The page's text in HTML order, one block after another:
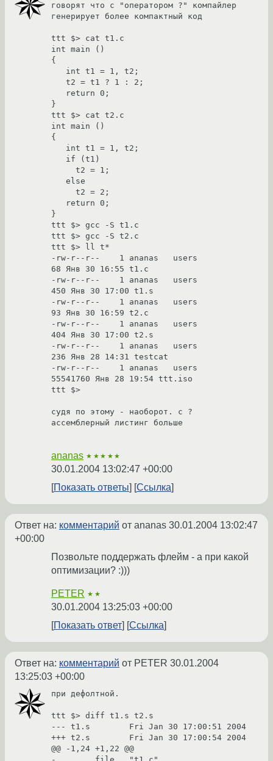
говорят что с "оператором ?" компайлер
генерирует более компактный код
ttt $> cat t1.c
int main ()
{
}
ttt $> cat t2.c
int main ()
{
}
ttt $> gcc -S t1.c
ttt $> gcc -S t2.c
ttt $> ll t*
-rw-r--r--    1 ananas   users
68 Янв 30 16:55 t1.c
-rw-r--r--    1 ananas   users
450 Янв 30 17:00 t1.s
-rw-r--r--    1 ananas   users
93 Янв 30 16:59 t2.c
-rw-r--r--    1 ananas   users
404 Янв 30 17:00 t2.s
-rw-r--r--    1 ananas   users
236 Янв 28 14:31 testcat
-rw-r--r--    1 ananas   users
55541760 Янв 28 19:54 ttt.iso
ttt $>
судя по этому - наоборот. с ?
ассемблерный листинг больше
ananas ★★★★★
30.01.2004 13:02:47 +00:00
Показать ответы
Ссылка
Ответ на: комментарий от ananas 30.01.2004 13:02:47
+00:00
Позвольте поддержать флейм - а при какой
оптимизации? :)))
PETER ★★
30.01.2004 13:25:03 +00:00
Показать ответ
Ссылка
Ответ на: комментарий от PETER 30.01.2004
13:25:03 +00:00
при дефолтной.
ttt $> diff t1.s t2.s
--- t1.s        Fri Jan 30 17:00:51 2004
+++ t2.s        Fri Jan 30 17:00:54 2004
@@ -1,24 +1,22 @@